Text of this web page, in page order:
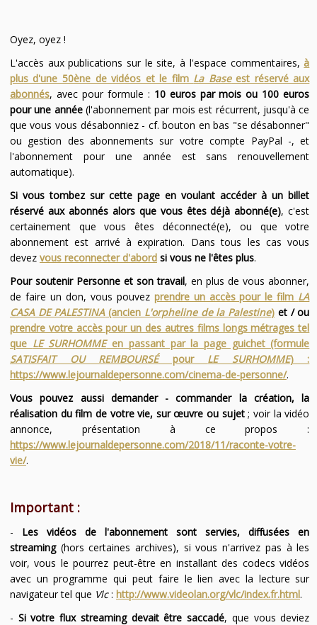
Oyez, oyez !
L'accès aux publications sur le site, à l'espace commentaires,à
plus d'une 50ène de vidéos et le film La Baseest réservé aux
abonnés, avec pour formule : 10 euros par mois ou 100 euros
pour une année(l'abonnement par mois est récurrent, jusqu'à ce
que vous vous désabonniez - cf. bouton en bas "se désabonner"
ou gestion des abonnements sur votre compte PayPal -, et
l'abonnement pour une année est sans renouvellement
automatique).
Si vous tombez sur cette page en voulant accéder à un billet
réservé aux abonnés alors que vous êtes déjà abonné(e), c'est
certainement que vous êtes déconnecté(e), ou que votre
abonnement est arrivé à expiration. Dans tous les cas vous
devez vous reconnecter d'abordsi vous ne l'êtes plus.
Pour soutenir Personne et son travail, en plus de vous abonner,
de faire un don, vous pouvez prendre un accès pour le film LA
CASA DE PALESTINA(ancien L'orpheline de la Palestine) et / ou
prendre votre accès pour un des autres films longs métrages tel
que LE SURHOMMEen passant par la page guichet (formule
SATISFAIT OU REMBOURSÉpour LE SURHOMME) :
https://www.lejournaldepersonne.com/cinema-de-personne/.
Vous pouvez aussi demander - commander la création, la
réalisation du film de votre vie, sur œuvre ou sujet; voir la vidéo
annonce, présentation à ce propos :
https://www.lejournaldepersonne.com/2018/11/raconte-votre-
vie/.
Important :
- Les vidéos de l'abonnement sont servies, diffusées en
streaming(hors certaines archives), si vous n'arrivez pas à les
voir, vous le pourrez peut-être en installant des codecs vidéos
avec un programme qui peut faire le lien avec la lecture sur
navigateur tel que Vlc: http://www.videolan.org/vlc/index.fr.html.
- Si votre flux streaming devait être saccadé, que vous deviez